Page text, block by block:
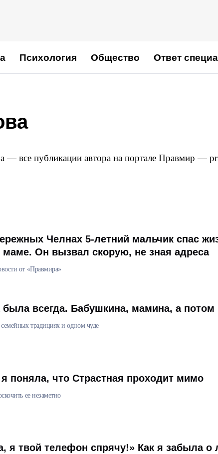
Психология Общество Ответ
— все публикации автора на портале Правмир —
Челнах 5-летний мальчик спас
маме. Он вызвал скорую, не зная адреса
от «Правмира»
была всегда. Бабушкина, мамина, а потом
традициях и одном чуде
я поняла, что Страстная проходит мимо
ее незаметно
я твой телефон спрячу!» Как я забыла о